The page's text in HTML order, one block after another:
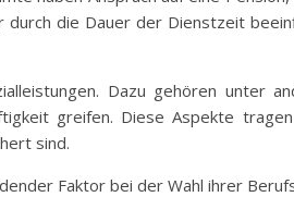
die Dauer der Dienstzeit
Dazu gehören unter
greifen. Diese Aspekte
sind.
Faktor bei der Wahl ihrer